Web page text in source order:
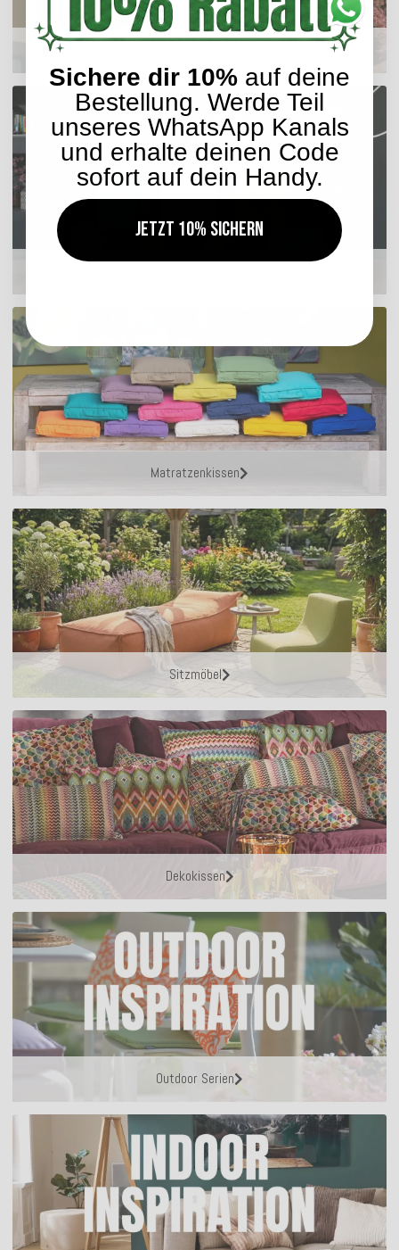
Matratzenkissen
Sitzmöbel
Dekokissen
Outdoor Serien
Sichere dir 10% auf deine
Bestellung. Werde Teil
unseres WhatsApp Kanals
und erhalte deinen Code
sofort auf dein Handy.
Jetzt 10% sichern